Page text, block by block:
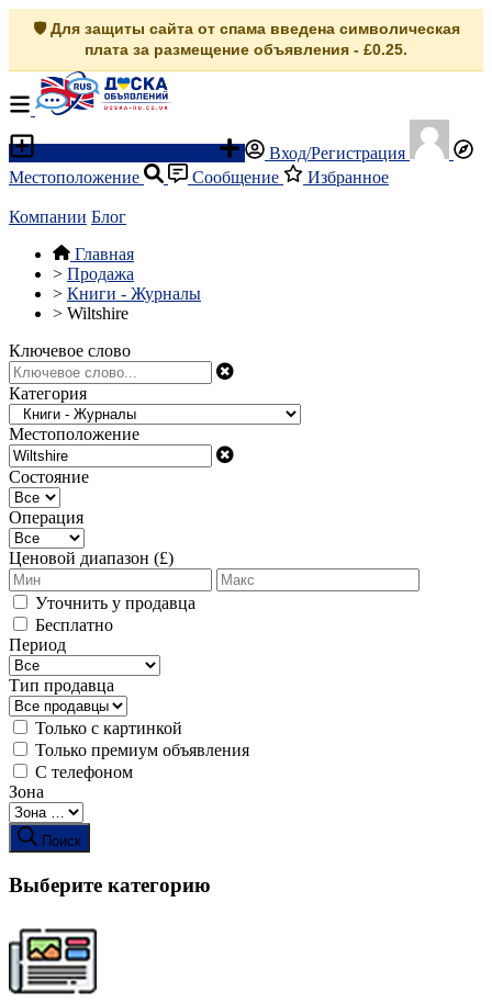
🛡️ Для защиты сайта от спама введена символическая
плата за размещение объявления - £0.25.
Вход/Регистрация
Местоположение
Сообщение Избранное
Компании Блог
Главная
> Продажа
> Книги - Журналы
> Wiltshire
Ключевое слово
Категория
Местоположение
Состояние
Операция
Ценовой диапазон (£)
Уточнить у продавца
Бесплатно
Период
Тип продавца
Только с картинкой
Только премиум объявления
С телефоном
Зона
Поиск
Выберите категорию